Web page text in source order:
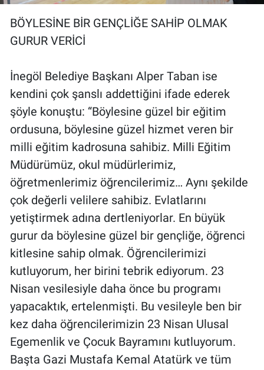
BÖYLESİNE BİR GENÇLİĞE SAHİP OLMAK
GURUR VERİCİ
İnegöl Belediye Başkanı Alper Taban ise
kendini çok şanslı addettiğini ifade ederek
şöyle konuştu: “Böylesine güzel bir eğitim
ordusuna, böylesine güzel hizmet veren bir
milli eğitim kadrosuna sahibiz. Milli Eğitim
Müdürümüz, okul müdürlerimiz,
öğretmenlerimiz öğrencilerimiz… Aynı şekilde
çok değerli velilere sahibiz. Evlatlarını
yetiştirmek adına dertleniyorlar. En büyük
gurur da böylesine güzel bir gençliğe, öğrenci
kitlesine sahip olmak. Öğrencilerimizi
kutluyorum, her birini tebrik ediyorum. 23
Nisan vesilesiyle daha önce bu programı
yapacaktık, ertelenmişti. Bu vesileyle ben bir
kez daha öğrencilerimizin 23 Nisan Ulusal
Egemenlik ve Çocuk Bayramını kutluyorum.
Başta Gazi Mustafa Kemal Atatürk ve tüm